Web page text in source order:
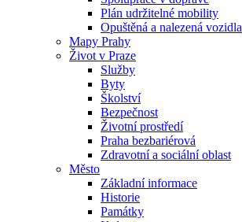
Plán udržitelné mobility
Opuštěná a nalezená vozidla
Mapy Prahy
Život v Praze
Služby
Byty
Školství
Bezpečnost
Životní prostředí
Praha bezbariérová
Zdravotní a sociální oblast
Město
Základní informace
Historie
Památky